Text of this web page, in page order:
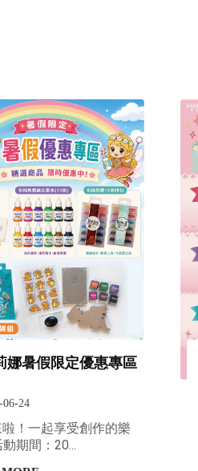
娜暑假限定優惠專區
06-24
！一起享受創作的樂
動期間：20...